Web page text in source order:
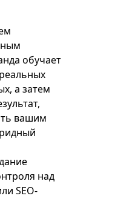
обучает
а затем
вашим
над
SEO-